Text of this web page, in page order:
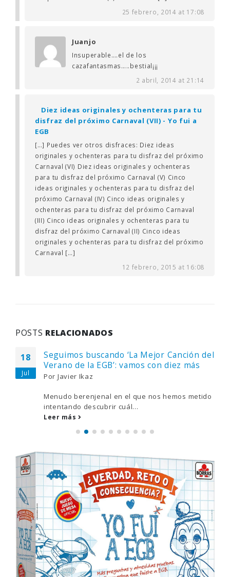
25 febrero, 2014 at 17:08
Juanjo
Insuperable….el de los
cazafantasmas…..bestial¡¡¡
2 abril, 2014 at 21:14
Diez ideas originales y ochenteras para tu
disfraz del próximo Carnaval (VII) - Yo fui a
EGB
[…] Puedes ver otros disfraces: Diez ideas
originales y ochenteras para tu disfraz del próximo
Carnaval (VI) Diez ideas originales y ochenteras
para tu disfraz del próximo Carnaval (V) Cinco
ideas originales y ochenteras para tu disfraz del
próximo Carnaval (IV) Cinco ideas originales y
ochenteras para tu disfraz del próximo Carnaval
(III) Cinco ideas originales y ochenteras para tu
disfraz del próximo Carnaval (II) Cinco ideas
originales y ochenteras para tu disfraz del próximo
Carnaval […]
12 febrero, 2015 at 16:08
POSTS RELACIONADOS
18
Jul
Seguimos buscando ‘La Mejor Canción del
Verano de la EGB’: vamos con diez más
Por Javier Ikaz
Menudo berenjenal en el que nos hemos metido
intentando descubrir cuál...
Leer más